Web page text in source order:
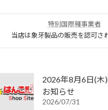
特別国際種事業者
当店は象牙製品の販売を認可さ
2026年8月6日(木
お知らせ
2026/07/31